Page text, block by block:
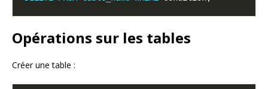
Opérations sur les tables
Créer une table :